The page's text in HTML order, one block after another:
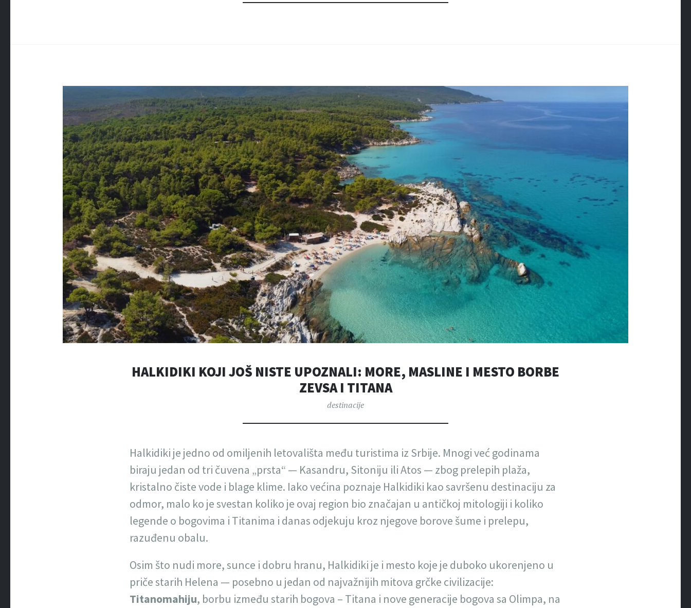
HALKIDIKI KOJI JOŠ NISTE UPOZNALI: MORE, MASLINE I MESTO BORBE
ZEVSA I TITANA
destinacije
Halkidiki je jedno od omiljenih letovališta među turistima iz Srbije. Mnogi već godinama
biraju jedan od tri čuvena „prsta“ — Kasandru, Sitoniju ili Atos — zbog prelepih plaža,
kristalno čiste vode i blage klime. Iako većina poznaje Halkidiki kao savršenu destinaciju za
odmor, malo ko je svestan koliko je ovaj region bio značajan u antičkoj mitologiji i koliko
legende o bogovima i Titanima i danas odjekuju kroz njegove borove šume i prelepu,
razuđenu obalu.
Osim što nudi more, sunce i dobru hranu, Halkidiki je i mesto koje je duboko ukorenjeno u
priče starih Helena — posebno u jedan od najvažnijih mitova grčke civilizacije:
Titanomahiju, borbu između starih bogova – Titana i nove generacije bogova sa Olimpa, na